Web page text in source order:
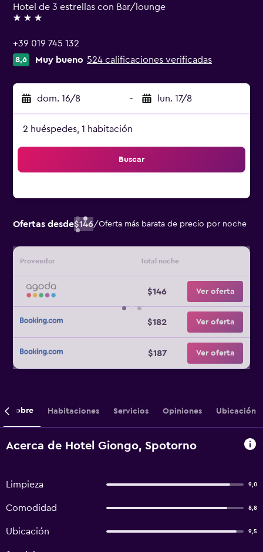
Hotel de 3 estrellas con Bar/lounge
3 estrellas
+39 019 745 132
8,6 Muy bueno 524 calificaciones verificadas
dom. 16/8 - lun. 17/8
2 huéspedes, 1 habitación
Buscar
Ofertas desde$146/Oferta más barata de precio por noche
Proveedor Total noche
$146 Ver oferta
$182 Ver oferta
$187 Ver oferta
Sobre Habitaciones Servicios Opiniones Ubicación
Acerca de Hotel Giongo, Spotorno
Limpieza 9,0
Comodidad 8,8
Ubicación 9,5